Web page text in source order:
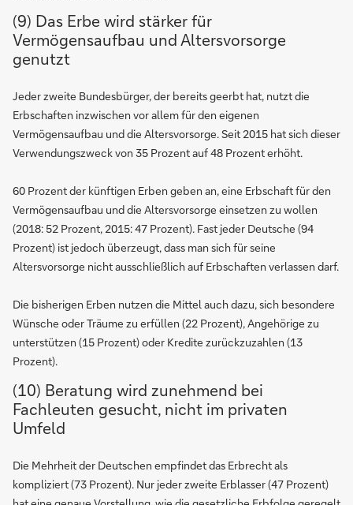
(9) Das Erbe wird stärker für
Vermögensaufbau und Altersvorsorge
genutzt
Jeder zweite Bundesbürger, der bereits geerbt hat, nutzt die
Erbschaften inzwischen vor allem für den eigenen
Vermögensaufbau und die Altersvorsorge. Seit 2015 hat sich dieser
Verwendungszweck von 35 Prozent auf 48 Prozent erhöht.
60 Prozent der künftigen Erben geben an, eine Erbschaft für den
Vermögensaufbau und die Altersvorsorge einsetzen zu wollen
(2018: 52 Prozent, 2015: 47 Prozent). Fast jeder Deutsche (94
Prozent) ist jedoch überzeugt, dass man sich für seine
Altersvorsorge nicht ausschließlich auf Erbschaften verlassen darf.
Die bisherigen Erben nutzen die Mittel auch dazu, sich besondere
Wünsche oder Träume zu erfüllen (22 Prozent), Angehörige zu
unterstützen (15 Prozent) oder Kredite zurückzuzahlen (13
Prozent).
(10) Beratung wird zunehmend bei
Fachleuten gesucht, nicht im privaten
Umfeld
Die Mehrheit der Deutschen empfindet das Erbrecht als
kompliziert (73 Prozent). Nur jeder zweite Erblasser (47 Prozent)